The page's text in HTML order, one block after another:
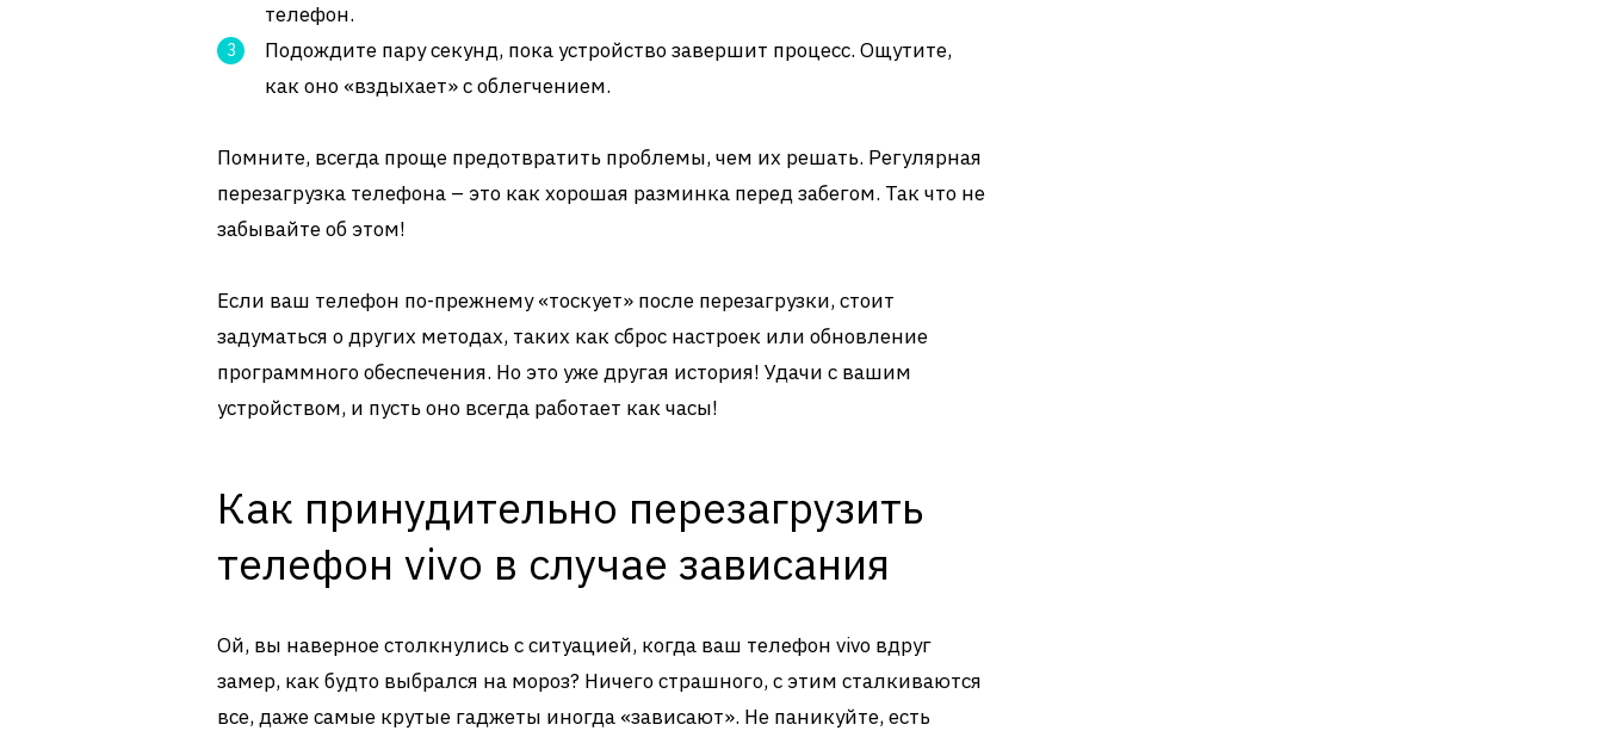
телефон.
Подождите пару секунд, пока устройство завершит процесс. Ощутите,
как оно «вздыхает» с облегчением.
Помните, всегда проще предотвратить проблемы, чем их решать. Регулярная
перезагрузка телефона – это как хорошая разминка перед забегом. Так что не
забывайте об этом!
Если ваш телефон по-прежнему «тоскует» после перезагрузки, стоит
задуматься о других методах, таких как сброс настроек или обновление
программного обеспечения. Но это уже другая история! Удачи с вашим
устройством, и пусть оно всегда работает как часы!
Как принудительно перезагрузить
телефон vivo в случае зависания
Ой, вы наверное столкнулись с ситуацией, когда ваш телефон vivo вдруг
замер, как будто выбрался на мороз? Ничего страшного, с этим сталкиваются
все, даже самые крутые гаджеты иногда «зависают». Не паникуйте, есть